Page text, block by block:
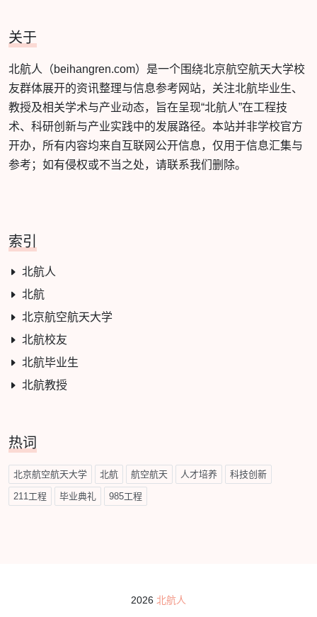
关于
北航人（beihangren.com）是一个围绕北京航空航天大学校
友群体展开的资讯整理与信息参考网站，关注北航毕业生、
教授及相关学术与产业动态，旨在呈现“北航人”在工程技
术、科研创新与产业实践中的发展路径。本站并非学校官方
开办，所有内容均来自互联网公开信息，仅用于信息汇集与
参考；如有侵权或不当之处，请联系我们删除。
索引
北航人
北航
北京航空航天大学
北航校友
北航毕业生
北航教授
热词
北京航空航天大学 北航 航空航天 人才培养 科技创新
211工程 毕业典礼 985工程
2026 北航人